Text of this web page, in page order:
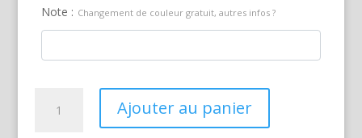
Note : Changement de couleur gratuit, autres infos ?
Ajouter au panier